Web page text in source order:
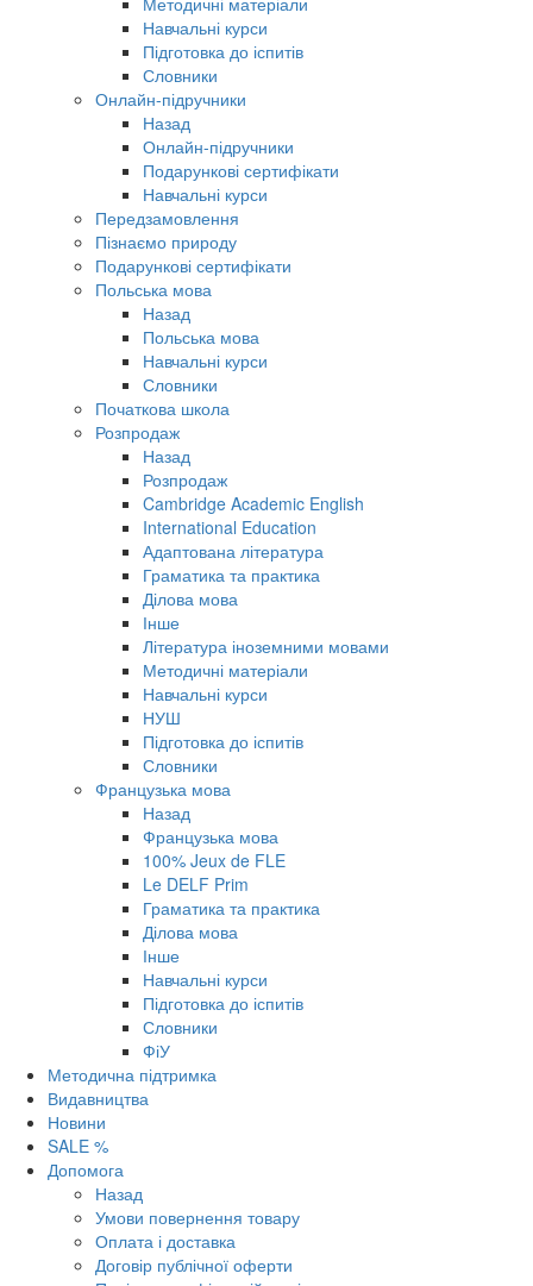
Навчальні курси
Підготовка до іспитів
Словники
Онлайн-підручники
Назад
Онлайн-підручники
Подарункові сертифікати
Навчальні курси
Передзамовлення
Пізнаємо природу
Подарункові сертифікати
Польська мова
Назад
Польська мова
Навчальні курси
Словники
Початкова школа
Розпродаж
Назад
Розпродаж
Cambridge Academic English
International Education
Адаптована література
Граматика та практика
Ділова мова
Інше
Література іноземними мовами
Методичні матеріали
Навчальні курси
НУШ
Підготовка до іспитів
Словники
Французька мова
Назад
Французька мова
100% Jeux de FLE
Le DELF Prim
Граматика та практика
Ділова мова
Інше
Навчальні курси
Підготовка до іспитів
Словники
ФіУ
Методична підтримка
Видавництва
Новини
SALE %
Допомога
Назад
Умови повернення товару
Оплата і доставка
Договір публічної оферти